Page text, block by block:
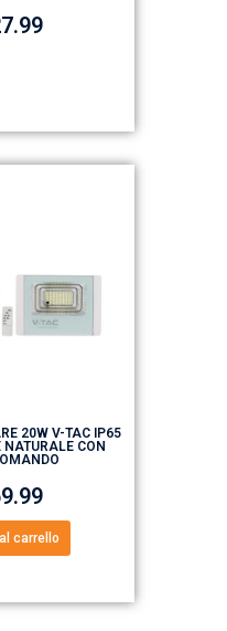
20W V-TAC IP65
CON
carrello